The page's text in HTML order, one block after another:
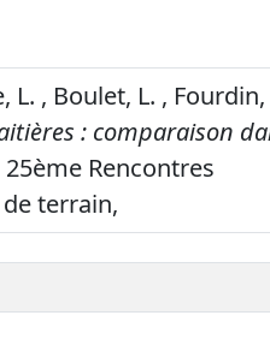
L. , Boulet, L. , Fourdin,
: comparaison
Rencontres
terrain,